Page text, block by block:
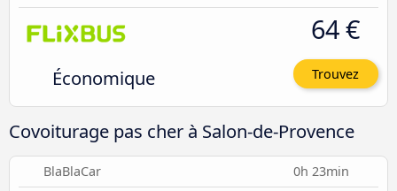
Économique
64 €
Trouvez
Covoiturage pas cher à Salon-de-Provence
BlaBlaCar 0h 23min